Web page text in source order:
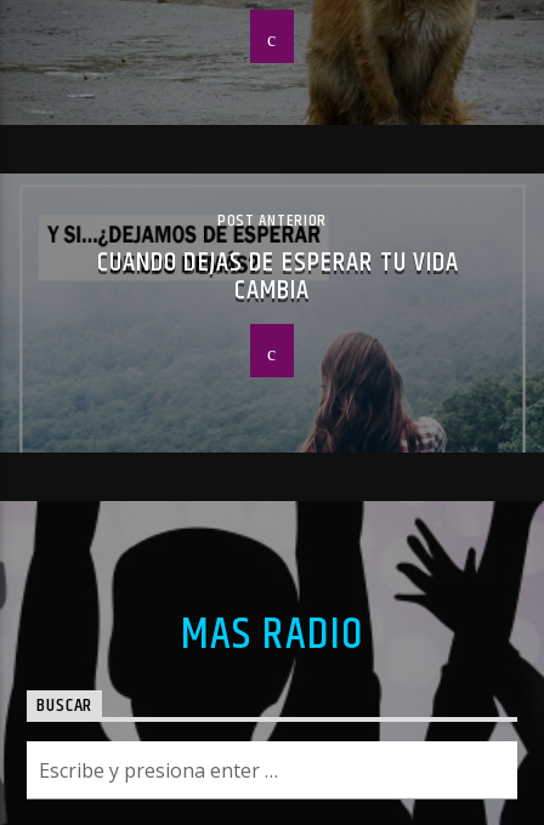
POST ANTERIOR
CUANDO DEJAS DE ESPERAR TU VIDA
CAMBIA
MAS RADIO
BUSCAR